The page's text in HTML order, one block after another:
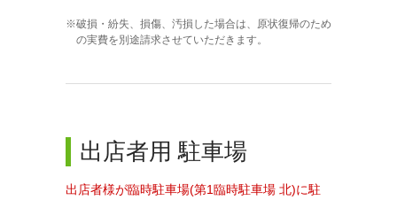
破損・紛失、損傷、汚損した場合は、原状復帰のため
の実費を別途請求させていただきます。
出店者用 駐車場
出店者様が臨時駐車場(第1臨時駐車場 北)に駐